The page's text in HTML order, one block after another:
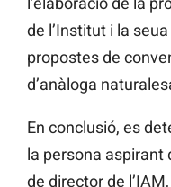
de l’Institut i la
propostes de
d’anàloga
En conclusió, es
la persona aspirant
de director de